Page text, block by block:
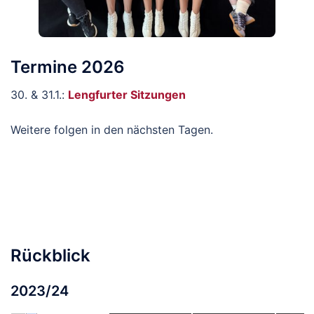
Termine 2026
30. & 31.1.: Lengfurter Sitzungen
Weitere folgen in den nächsten Tagen.
Rückblick
2023/24